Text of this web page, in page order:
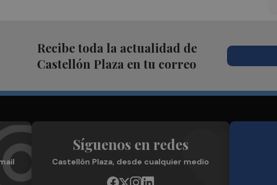
Recibe toda la actualidad de
Castellón Plaza en tu correo
Síguenos en redes
Castellón Plaza, desde cualquier medio